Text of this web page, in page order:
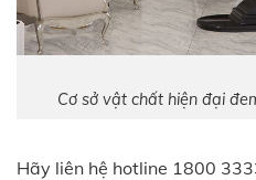
Cơ sở vật chất hiện đại
Hãy liên hệ hotline 1800